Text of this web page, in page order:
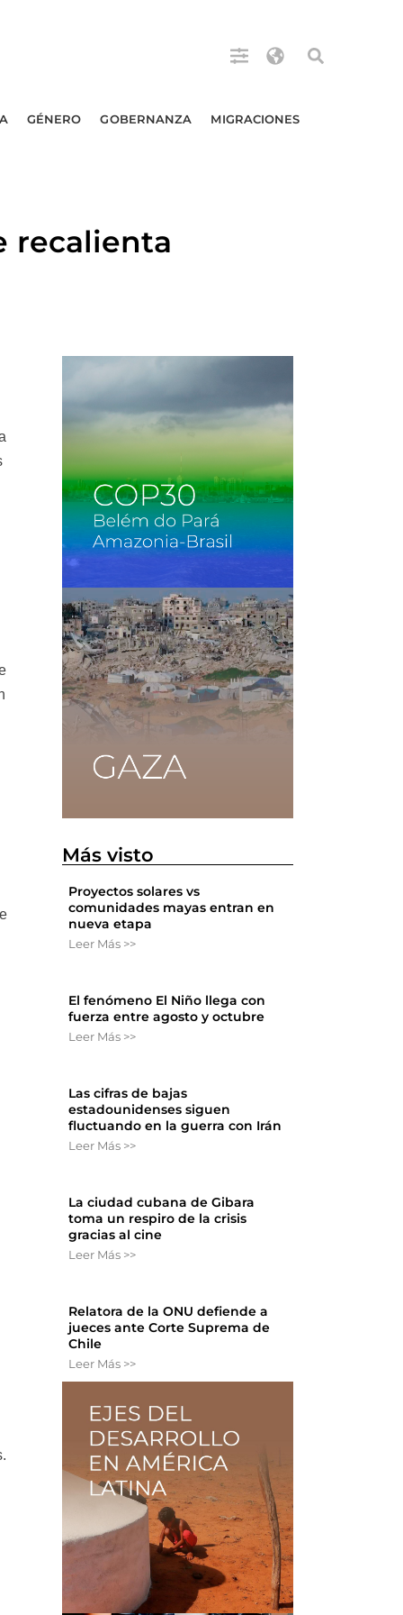
GÉNERO GOBERNANZA MIGRACIONES
recalienta
Más visto
Proyectos solares vs
comunidades mayas entran en
nueva etapa
Leer Más >>
El fenómeno El Niño llega con
fuerza entre agosto y octubre
Leer Más >>
Las cifras de bajas
estadounidenses siguen
fluctuando en la guerra con Irán
Leer Más >>
La ciudad cubana de Gibara
toma un respiro de la crisis
gracias al cine
Leer Más >>
Relatora de la ONU defiende a
jueces ante Corte Suprema de
Chile
Leer Más >>